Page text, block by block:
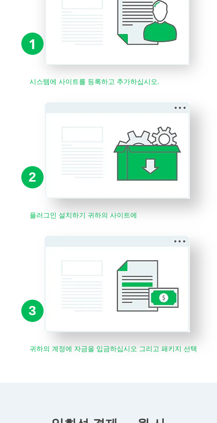
1
시스템에 사이트를 등록하고 추가하십시오.
2
플러그인 설치하기 귀하의 사이트에
3
귀하의 계정에 자금을 입금하십시오 그리고 패키지 선택